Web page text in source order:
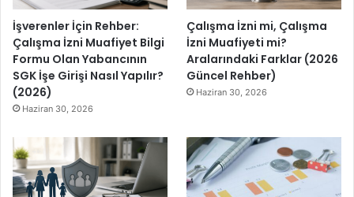
İşverenler İçin Rehber:
Çalışma İzni Muafiyet Bilgi
Formu Olan Yabancının
SGK İşe Girişi Nasıl Yapılır?
(2026)
Haziran 30, 2026
Çalışma İzni mi, Çalışma
İzni Muafiyeti mi?
Aralarındaki Farklar (2026
Güncel Rehber)
Haziran 30, 2026